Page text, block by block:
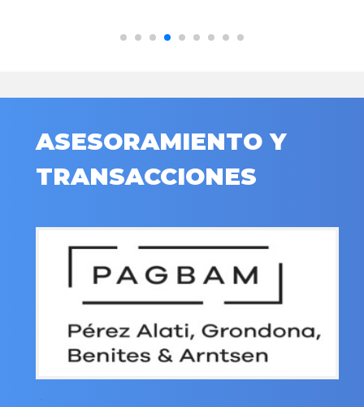
ASESORAMIENTO Y
TRANSACCIONES